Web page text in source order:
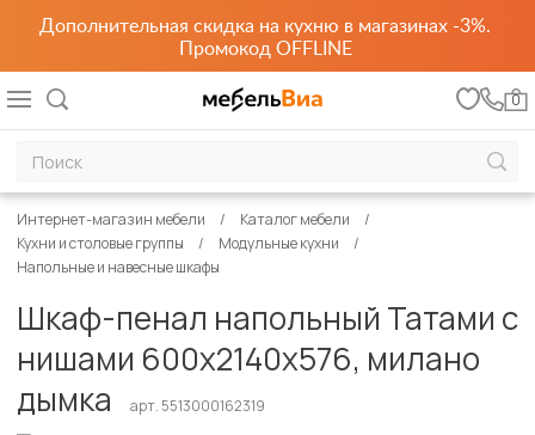
Дополнительная скидка на кухню в магазинах -3%.
Промокод OFFLINE
0
Интернет-магазин мебели
Каталог мебели
Кухни и столовые группы
Модульные кухни
Напольные и навесные шкафы
Шкаф-пенал напольный Татами с
нишами 600х2140х576, милано
дымка
арт. 5513000162319